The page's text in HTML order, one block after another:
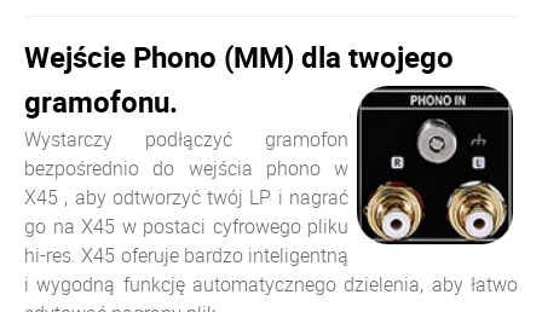
Wejście Phono (MM) dla twojego
gramofonu.
Wystarczy podłączyć gramofon
bezpośrednio do wejścia phono w
X45 , aby odtworzyć twój LP i nagrać
go na X45 w postaci cyfrowego pliku
hi-res. X45 oferuje bardzo inteligentną
i wygodną funkcję automatycznego dzielenia, aby łatwo